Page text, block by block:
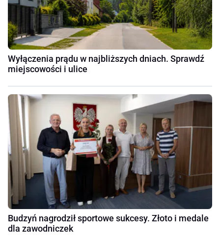
Wyłączenia prądu w najbliższych dniach. Sprawdź
miejscowości i ulice
Budzyń nagrodził sportowe sukcesy. Złoto i medale
dla zawodniczek